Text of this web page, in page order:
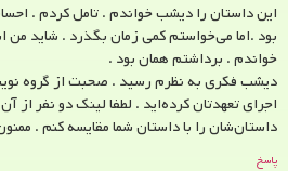
این داستان را دیشب خواندم . تامل کردم .
بود .اما می‌خواستم کمی زمان بگذرد . شاید من
خواندم . برداشتم همان بود .
دیشب فکری به نظرم رسید . صحبت از گروه
اجرای تعهد‌تان کرده‌اید . لطفا لینک دو نفر از
داستان‌شان را با داستان شما مقایسه کنم .
پاسخ